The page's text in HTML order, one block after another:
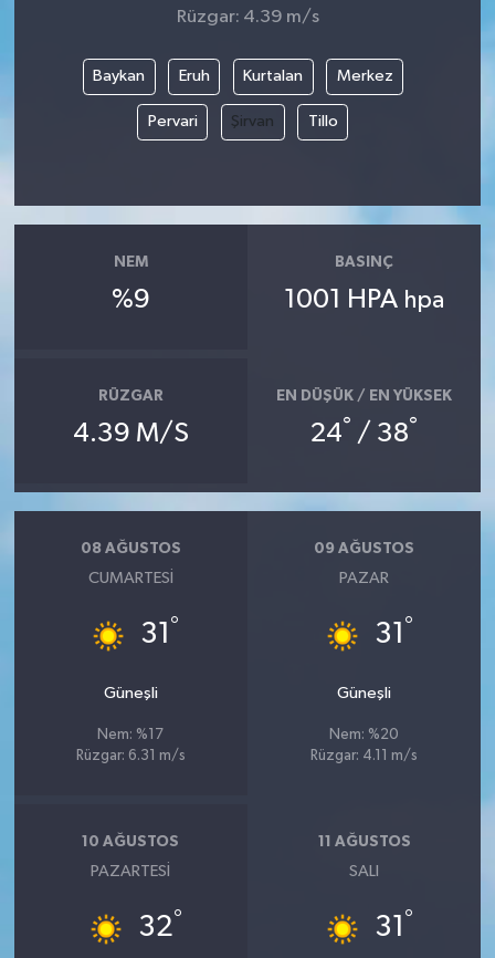
Rüzgar: 4.39 m/s
Baykan Eruh Kurtalan Merkez
Pervari Şirvan Tillo
NEM
%9
BASINÇ
1001 HPA hpa
RÜZGAR
4.39 M/S
EN DÜŞÜK / EN YÜKSEK
24° / 38°
08 AĞUSTOS
CUMARTESI
31 °
Güneşli
Nem: %17
Rüzgar: 6.31 m/s
09 AĞUSTOS
PAZAR
31 °
Güneşli
Nem: %20
Rüzgar: 4.11 m/s
10 AĞUSTOS
PAZARTESI
32°
11 AĞUSTOS
SALI
31 °